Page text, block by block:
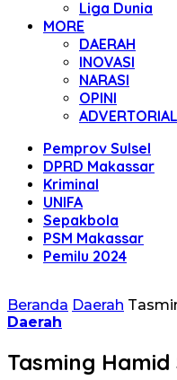
Liga Dunia
MORE
DAERAH
INOVASI
NARASI
OPINI
ADVERTORIAL
Pemprov Sulsel
DPRD Makassar
Kriminal
UNIFA
Sepakbola
PSM Makassar
Pemilu 2024
Beranda Daerah
Daerah
Tasming